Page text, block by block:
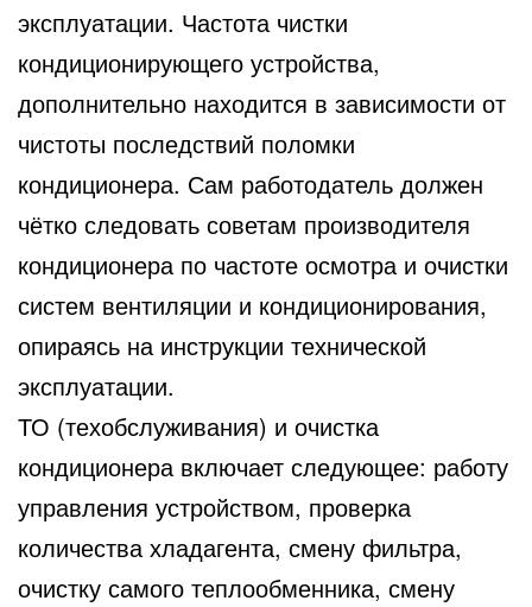
эксплуатации. Частота чистки
кондиционирующего устройства,
дополнительно находится в зависимости от
чистоты последствий поломки
кондиционера. Сам работодатель должен
чётко следовать советам производителя
кондиционера по частоте осмотра и очистки
систем вентиляции и кондиционирования,
опираясь на инструкции технической
эксплуатации.
ТО (техобслуживания) и очистка
кондиционера включает следующее: работу
управления устройством, проверка
количества хладагента, смену фильтра,
очистку самого теплообменника, смену